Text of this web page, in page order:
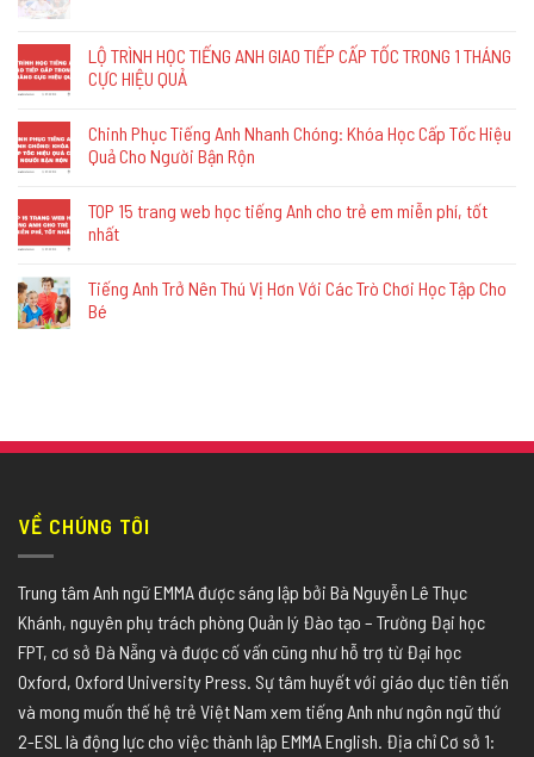
LỘ TRÌNH HỌC TIẾNG ANH GIAO TIẾP CẤP TỐC TRONG 1 THÁNG
CỰC HIỆU QUẢ
Chinh Phục Tiếng Anh Nhanh Chóng: Khóa Học Cấp Tốc Hiệu
Quả Cho Người Bận Rộn
TOP 15 trang web học tiếng Anh cho trẻ em miễn phí, tốt
nhất
Tiếng Anh Trở Nên Thú Vị Hơn Với Các Trò Chơi Học Tập Cho
Bé
VỀ CHÚNG TÔI
Trung tâm Anh ngữ EMMA được sáng lập bởi Bà Nguyễn Lê Thục
Khánh, nguyên phụ trách phòng Quản lý Đào tạo – Trường Đại học
FPT, cơ sở Đà Nẵng và được cố vấn cũng như hỗ trợ từ Đại học
Oxford, Oxford University Press. Sự tâm huyết với giáo dục tiên tiến
và mong muốn thế hệ trẻ Việt Nam xem tiếng Anh như ngôn ngữ thứ
2-ESL là động lực cho việc thành lập EMMA English. Địa chỉ Cơ sở 1: